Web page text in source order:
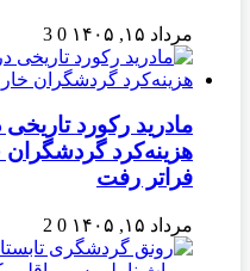
مرداد ۱۵, ۱۴۰۵ 0
3
مادرید رکورد
فراتر رفت
مرداد ۱۵, ۱۴۰۵ 0
2